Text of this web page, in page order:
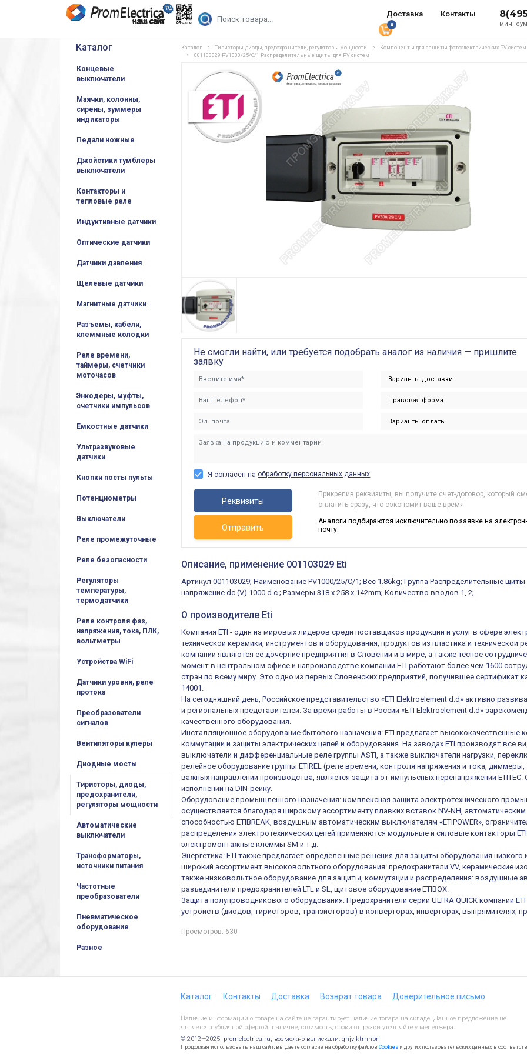
Доставка Контакты
мин.
0
Каталог
Концевые
выключатели
Маячки, колонны,
сирены, зуммеры
индикаторы
Педали ножные
Джойстики тумблеры
выключатели
Контакторы и
тепловые реле
Индуктивные датчики
Оптические датчики
Датчики давления
Щелевые датчики
Магнитные датчики
Разъемы, кабели,
клеммные колодки
Реле времени,
таймеры, счетчики
моточасов
Энкодеры, муфты,
счетчики импульсов
Емкостные датчики
Ультразвуковые
датчики
Кнопки посты пульты
Потенциометры
Выключатели
Реле промежуточные
Реле безопасности
Регуляторы
температуры,
термодатчики
Реле контроля фаз,
напряжения, тока, ПЛК,
вольтметры
Устройства WiFi
Датчики уровня, реле
протока
Преобразователи
сигналов
Вентиляторы кулеры
Диодные мосты
Тиристоры, диоды,
предохранители,
регуляторы мощности
Автоматические
выключатели
Трансформаторы,
источники питания
Частотные
преобразователи
Пневматическое
оборудование
Разное
Каталог Тиристоры, диоды, предохранители, регуляторы мощности
Компоненты для защиты фотоэлектрических PV-систем
001103029 PV1000/25/C/1 Распределительные щиты для PV систем
Не смогли найти, или требуется подобрать аналог из наличия — пришлите
заявку
Я согласен на обработку персональных данных
Реквизиты
Прикрепив реквизиты, вы получите счет-договор, который
оплатить сразу, что сэкономит ваше время.
Отправить
Аналоги подбираются исключительно по заявке на
почту.
Описание, применение 001103029 Eti
Артикул 001103029; Наименование PV1000/25/C/1; Вес 1.86kg; Группа Распределительные
напряжение dc (V) 1000 d.c.; Размеры 318 x 258 x 142mm; Количество вводов 1, 2;
О производителе Eti
Компания ETI - один из мировых лидеров среди поставщиков продукции и услуг в сфере
технической керамики, инструментов и оборудования, продуктов из пластика и
компании являются её дочерние предприятия в Словении и в мире, а также тесное
момент в центральном офисе и напроизводстве компании ETI работают более чем 1600
стран по всему миру. Это одно из первых Словенских предприятий, получившее сертификат
14001.
На сегодняшний день, Российское представительство «ETI Elektroelement d.d» активно
и региональных представителей. За время работы в России «ETI Elektroelement d.d»
качественного оборудования.
Инсталляционное оборудование бытового назначения: ETI предлагает высококачественные
коммутации и защиты электрических цепей и оборудования. На заводах ETI производят все
выключатели и дифференциальные реле группы ASTI, а также выключатели нагрузки,
релейное оборудование группы ETIREL (реле времени, контроля напряжения и тока,
важных направлений производства, является защита от импульсных перенапряжений
исполнении на DIN-рейку.
Оборудование промышленного назначения: комплексная защита электротехнического
осуществляется благодаря широкому ассортименту плавких вставок NV-NH,
способностью ETIBREAK, воздушным автоматическим выключателям «ETIPOWER»,
распределения электротехнических цепей применяются модульные и силовые контакторы
электромонтажные клеммы SM и т.д.
Энергетика: ETI также предлагает определенные решения для защиты оборудования
широкий ассортимент высоковольтного оборудования: предохранители VV, керамические
также низковольтное оборудование для защиты, коммутации и распределения: воздушные
разъединители предохранителей LTL и SL, щитовое оборудование ETIBOX.
Защита полупроводникового оборудования: Предохранители серии ULTRA QUICK компании
устройств (диодов, тиристоров, транзисторов) в конверторах, инверторах, выпрямителях,
Просмотров: 630
Каталог Контакты Доставка Возврат товара Доверительное письмо
Наличие информации о товаре на сайте не гарантирует наличие товара на складе. Данное предложение не
является публичной офертой, наличие, стоимость, сроки отгрузки уточняйте у менеджера.
© 2012—2025, promelectrica.ru, возможно вы искали: ghjv'ktrnhbrf
Продолжая использовать наш сайт, вы даете согласие на обработку файлов Cookies и других пользовательских данных, в